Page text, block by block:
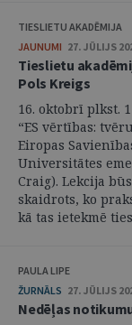
TIESLIETU AKADĒMIJA
JAUNUMI 27. JŪLIJS
Tieslietu
Pols Kreigs
16. oktobrī plkst.
“ES vērtības:
Eiropas
Universitātes
Craig). Lekcija
skaidrots, ko
kā tas ietekmē
PAULA LIPE
ŽURNĀLS 27. JŪLIJS
Nedēļas